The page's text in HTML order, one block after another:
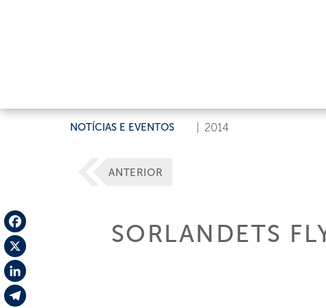
NOTÍCIAS E EVENTOS 2014
Facebook
X
LinkedIn
ANTERIOR
SORLANDETS